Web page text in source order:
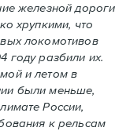
железной дороги
хрупкими, что
локомотивов
году разбили их.
и летом в
были меньше,
России,
к рельсам